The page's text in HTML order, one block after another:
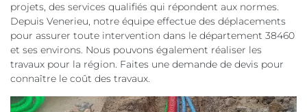
projets, des services qualifiés qui répondent aux normes.
Depuis Venerieu, notre équipe effectue des déplacements
pour assurer toute intervention dans le département 38460
et ses environs. Nous pouvons également réaliser les
travaux pour la région. Faites une demande de devis pour
connaître le coût des travaux.